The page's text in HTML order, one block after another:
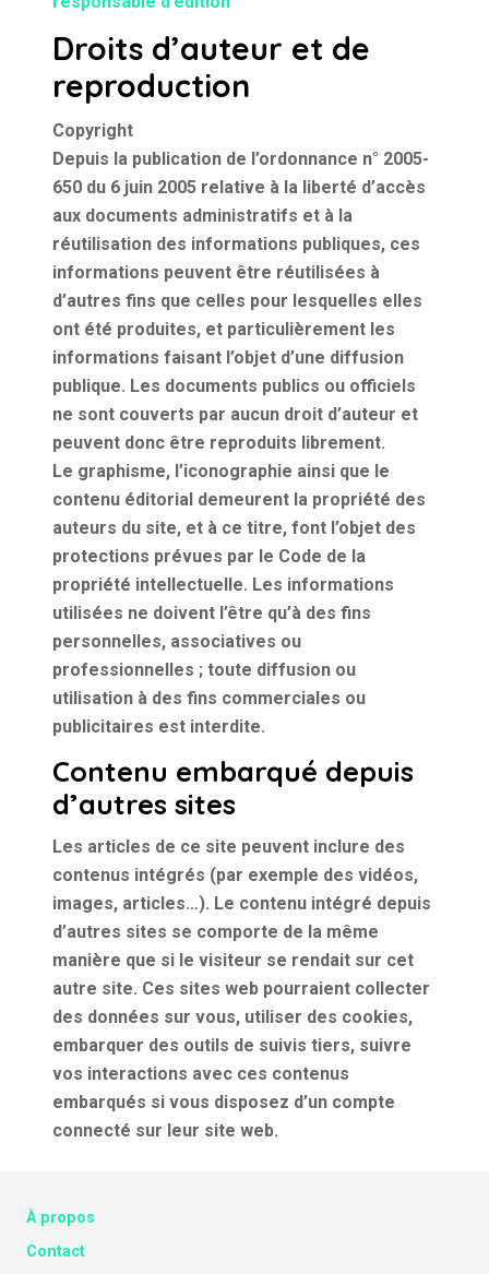
Droits d’auteur et de
reproduction
Copyright
Depuis la publication de l’ordonnance n° 2005-
650 du 6 juin 2005 relative à la liberté d’accès
aux documents administratifs et à la
réutilisation des informations publiques, ces
informations peuvent être réutilisées à
d’autres fins que celles pour lesquelles elles
ont été produites, et particulièrement les
informations faisant l’objet d’une diffusion
publique. Les documents publics ou officiels
ne sont couverts par aucun droit d’auteur et
peuvent donc être reproduits librement.
Le graphisme, l’iconographie ainsi que le
contenu éditorial demeurent la propriété des
auteurs du site, et à ce titre, font l’objet des
protections prévues par le Code de la
propriété intellectuelle. Les informations
utilisées ne doivent l’être qu’à des fins
personnelles, associatives ou
professionnelles ; toute diffusion ou
utilisation à des fins commerciales ou
publicitaires est interdite.
Contenu embarqué depuis
d’autres sites
Les articles de ce site peuvent inclure des
contenus intégrés (par exemple des vidéos,
images, articles…). Le contenu intégré depuis
d’autres sites se comporte de la même
manière que si le visiteur se rendait sur cet
autre site. Ces sites web pourraient collecter
des données sur vous, utiliser des cookies,
embarquer des outils de suivis tiers, suivre
vos interactions avec ces contenus
embarqués si vous disposez d’un compte
connecté sur leur site web.
À propos
Contact